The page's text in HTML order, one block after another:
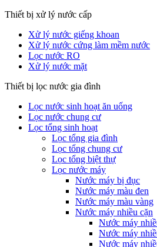
Thiết bị xử lý nước cấp
Xử lý nước giếng khoan
Xử lý nước cứng làm mềm nước
Lọc nước RO
Xử lý nước mặt
Thiết bị lọc nước gia đình
Lọc nước sinh hoạt ăn uống
Lọc nước chung cư
Lọc tổng sinh hoạt
Lọc tổng gia đình
Lọc tổng chung cư
Lọc tổng biệt thự
Lọc nước máy
Nước máy bị đục
Nước máy màu đen
Nước máy màu vàng
Nước máy nhiều cặn
Nước máy
Nước máy
Nước máy